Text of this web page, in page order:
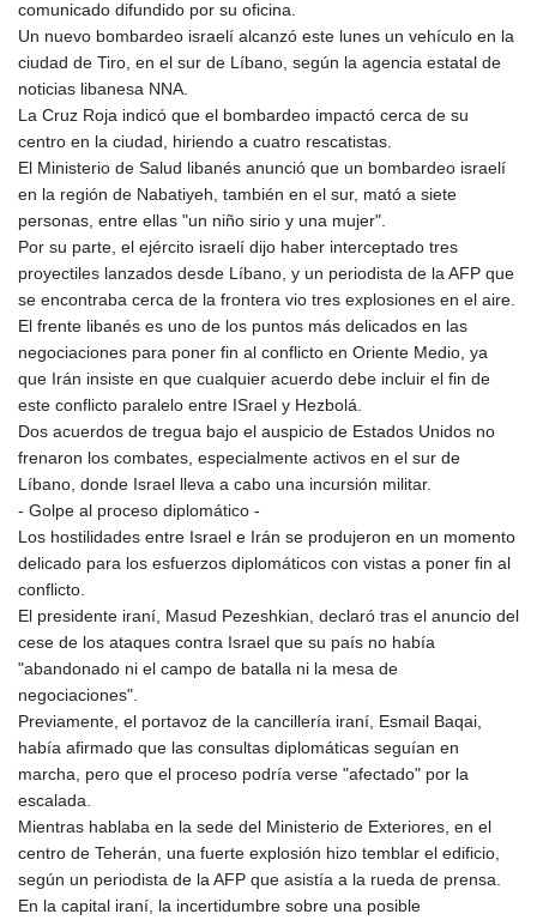
comunicado difundido por su oficina.
Un nuevo bombardeo israelí alcanzó este lunes un vehículo en la
ciudad de Tiro, en el sur de Líbano, según la agencia estatal de
noticias libanesa NNA.
La Cruz Roja indicó que el bombardeo impactó cerca de su
centro en la ciudad, hiriendo a cuatro rescatistas.
El Ministerio de Salud libanés anunció que un bombardeo israelí
en la región de Nabatiyeh, también en el sur, mató a siete
personas, entre ellas "un niño sirio y una mujer".
Por su parte, el ejército israelí dijo haber interceptado tres
proyectiles lanzados desde Líbano, y un periodista de la AFP que
se encontraba cerca de la frontera vio tres explosiones en el aire.
El frente libanés es uno de los puntos más delicados en las
negociaciones para poner fin al conflicto en Oriente Medio, ya
que Irán insiste en que cualquier acuerdo debe incluir el fin de
este conflicto paralelo entre ISrael y Hezbolá.
Dos acuerdos de tregua bajo el auspicio de Estados Unidos no
frenaron los combates, especialmente activos en el sur de
Líbano, donde Israel lleva a cabo una incursión militar.
- Golpe al proceso diplomático -
Los hostilidades entre Israel e Irán se produjeron en un momento
delicado para los esfuerzos diplomáticos con vistas a poner fin al
conflicto.
El presidente iraní, Masud Pezeshkian, declaró tras el anuncio del
cese de los ataques contra Israel que su país no había
"abandonado ni el campo de batalla ni la mesa de
negociaciones".
Previamente, el portavoz de la cancillería iraní, Esmail Baqai,
había afirmado que las consultas diplomáticas seguían en
marcha, pero que el proceso podría verse "afectado" por la
escalada.
Mientras hablaba en la sede del Ministerio de Exteriores, en el
centro de Teherán, una fuerte explosión hizo temblar el edificio,
según un periodista de la AFP que asistía a la rueda de prensa.
En la capital iraní, la incertidumbre sobre una posible